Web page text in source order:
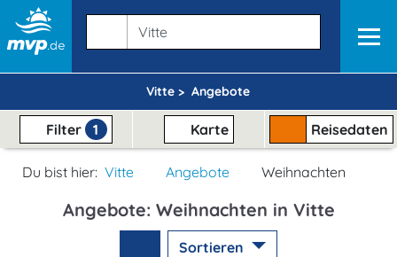
Vitte > Angebote
Filter 1 Karte Reisedaten
Du bist hier: Vitte Angebote Weihnachten
Angebote: Weihnachten in Vitte
Sortieren